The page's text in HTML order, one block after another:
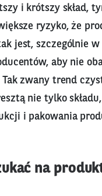
i krótszy skład,
ryzyko, że
jest, szczególnie
aby nie
zwany trend
nie tylko
i pakowania
na